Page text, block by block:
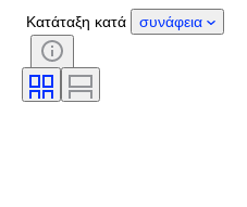
Κατάσταση
Πιστοποίηση
Στυλ
Βαθμίδα χρώματος
Κατάταξη κατά συνάφεια